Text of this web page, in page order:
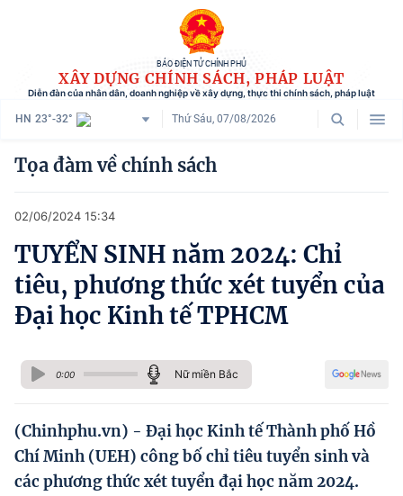
BÁO ĐIỆN TỬ CHÍNH PHỦ
XÂY DỰNG CHÍNH SÁCH, PHÁP LUẬT
Diễn đàn của nhân dân, doanh nghiệp về xây dựng, thực thi chính sách, pháp luật
HN 23°-32° Thứ Sáu, 07/08/2026
Danh mục
Tham vấn chính sách
Người dân góp ý
Chính sách và cuộc sống
Phát triển kinh tế tư nhân và doanh nghiệp dân tộc
Ocop và chuỗi giá trị Nông sản
Tọa đàm về chính sách
02/06/2024 15:34
TUYỂN SINH năm 2024: Chỉ
tiêu, phương thức xét tuyển của
Đại học Kinh tế TPHCM
0:00 Nữ miền Bắc
(Chinhphu.vn) - Đại học Kinh tế Thành phố Hồ
Chí Minh (UEH) công bố chỉ tiêu tuyển sinh và
các phương thức xét tuyển đại học năm 2024.